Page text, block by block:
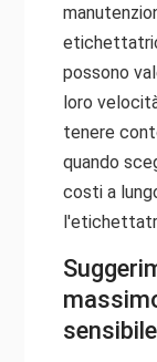
possono
loro
tenere
quando
costi a